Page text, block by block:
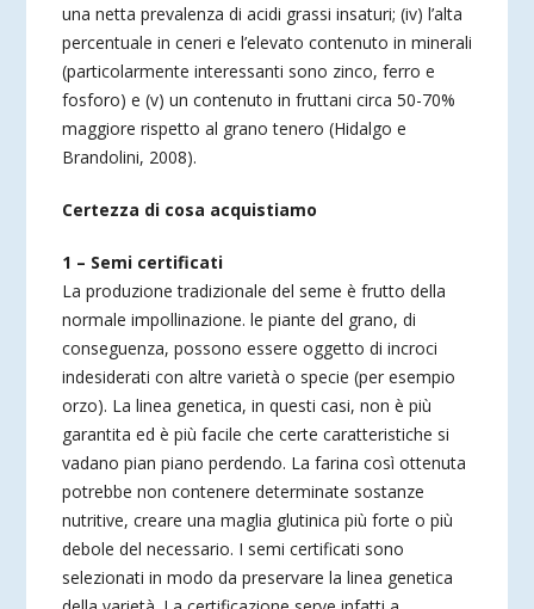
una netta prevalenza di acidi grassi insaturi; (iv) l’alta
percentuale in ceneri e l’elevato contenuto in minerali
(particolarmente interessanti sono zinco, ferro e
fosforo) e (v) un contenuto in fruttani circa 50-70%
maggiore rispetto al grano tenero (Hidalgo e
Brandolini, 2008).
Certezza di cosa acquistiamo
1 – Semi certificati
La produzione tradizionale del seme è frutto della
normale impollinazione. le piante del grano, di
conseguenza, possono essere oggetto di incroci
indesiderati con altre varietà o specie (per esempio
orzo). La linea genetica, in questi casi, non è più
garantita ed è più facile che certe caratteristiche si
vadano pian piano perdendo. La farina così ottenuta
potrebbe non contenere determinate sostanze
nutritive, creare una maglia glutinica più forte o più
debole del necessario. I semi certificati sono
selezionati in modo da preservare la linea genetica